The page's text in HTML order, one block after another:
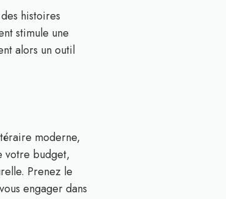
histoires
stimule une
alors un outil
moderne,
votre budget,
Prenez le
engager dans